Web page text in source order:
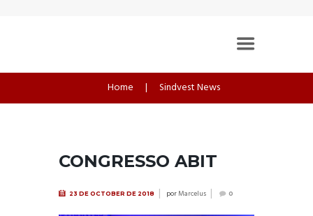
Home Sindvest News
CONGRESSO ABIT
23 DE OCTOBER DE 2018 porMarcelus 0